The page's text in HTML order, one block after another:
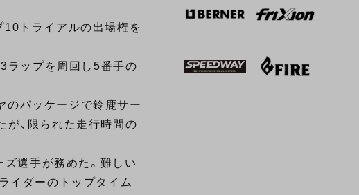
10トライアルの出場権を
ラップを周回し5番手の
のパッケージで鈴鹿サー
、限られた走行時間の
選手が務めた。難しい
イダーのトップタイム